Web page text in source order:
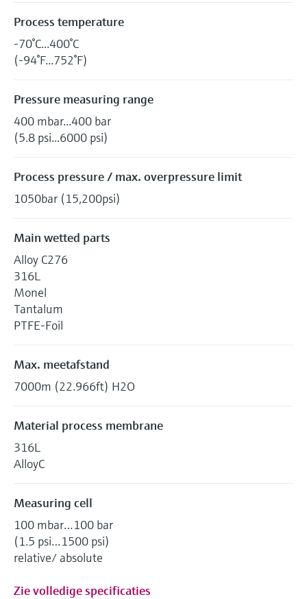
Process temperature
-70°C...400°C
(-94°F...752°F)
Pressure measuring range
400 mbar...400 bar
(5.8 psi...6000 psi)
Process pressure / max. overpressure limit
1050bar (15,200psi)
Main wetted parts
Alloy C276
316L
Monel
Tantalum
PTFE-Foil
Max. meetafstand
7000m (22.966ft) H2O
Material process membrane
316L
AlloyC
Measuring cell
100 mbar…100 bar
(1.5 psi…1500 psi)
relative/ absolute
Zie volledige specificaties